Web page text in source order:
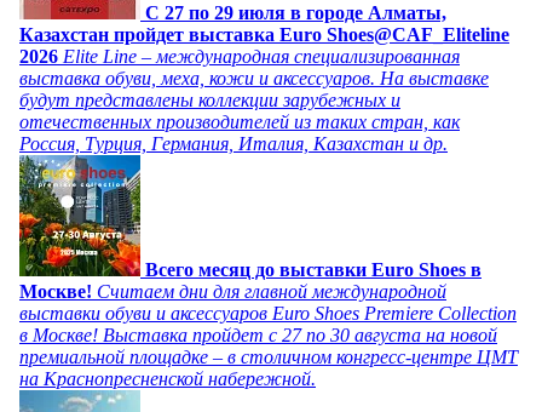
C 27 по 29 июля в городе Алматы,
Казахстан пройдет выставка Euro Shoes@CAF_Eliteline
2026 Elite Line – международная специализированная
выставка обуви, меха, кожи и аксессуаров. На выставке
будут представлены коллекции зарубежных и
отечественных производителей из таких стран, как
Россия, Турция, Германия, Италия, Казахстан и др.
Всего месяц до выставки Euro Shoes в
Москве! Считаем дни для главной международной
выставки обуви и аксессуаров Euro Shoes Premiere Collection
в Москве! Выставка пройдет с 27 по 30 августа на новой
премиальной площадке – в столичном конгресс-центре ЦМТ
на Краснопресненской набережной.